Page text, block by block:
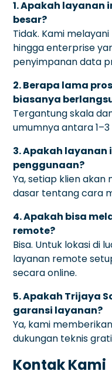
1. Apakah layanan
besar?
Tidak. Kami
hingga enterprise
penyimpanan data
2. Berapa lama
biasanya
Tergantung skala
umumnya antara
3. Apakah
penggunaan?
Ya, setiap klien
dasar tentang cara
4. Apakah bisa
remote?
Bisa. Untuk lokasi di
layanan remote
secara online.
5. Apakah Trijaya
garansi layanan?
Ya, kami
dukungan teknis
Kontak Kami